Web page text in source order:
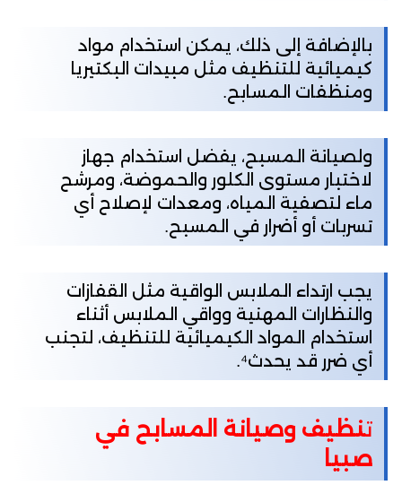
بالإضافة إلى ذلك، يمكن استخدام مواد
كيميائية للتنظيف مثل مبيدات البكتيريا
ومنظفات المسابح.
ولصيانة المسبح، يفضل استخدام جهاز
لاختبار مستوى الكلور والحموضة، ومرشح
ماء لتصفية المياه، ومعدات لإصلاح أي
تسربات أو أضرار في المسبح.
يجب ارتداء الملابس الواقية مثل القفازات
والنظارات المهنية وواقي الملابس أثناء
استخدام المواد الكيميائية للتنظيف، لتجنب
أي ضرر قد يحدث⁴.
تنظيف وصيانة المسابح في
صبيا